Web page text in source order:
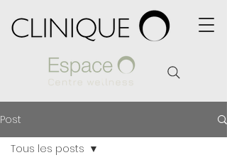
Post
Tous les posts